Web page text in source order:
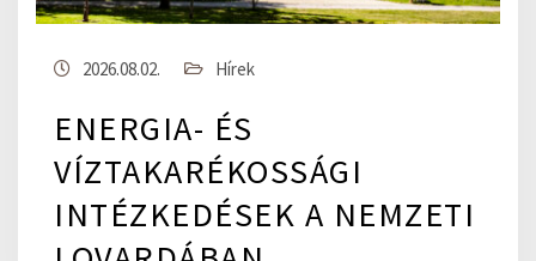
2026.08.02. Hírek
ENERGIA- ÉS
VÍZTAKARÉKOSSÁGI
INTÉZKEDÉSEK A NEMZETI